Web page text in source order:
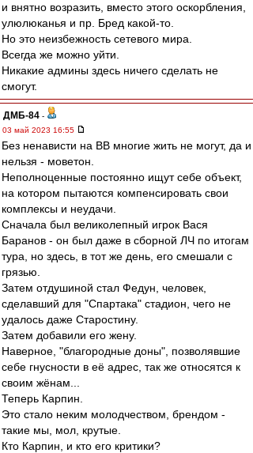
и внятно возразить, вместо этого оскорбления,
улюлюканья и пр. Бред какой-то.
Но это неизбежность сетевого мира.
Всегда же можно уйти.
Никакие админы здесь ничего сделать не
смогут.
ДМБ-84 -
03 май 2023 16:55
Без ненависти на ВВ многие жить не могут, да и
нельзя - моветон.
Неполноценные постоянно ищут себе объект,
на котором пытаются компенсировать свои
комплексы и неудачи.
Сначала был великолепный игрок Вася
Баранов - он был даже в сборной ЛЧ по итогам
тура, но здесь, в тот же день, его смешали с
грязью.
Затем отдушиной стал Федун, человек,
сделавший для "Спартака" стадион, чего не
удалось даже Старостину.
Затем добавили его жену.
Наверное, "благородные доны", позволявшие
себе гнусности в её адрес, так же относятся к
своим жёнам...
Теперь Карпин.
Это стало неким молодчеством, брендом -
такие мы, мол, крутые.
Кто Карпин, и кто его критики?